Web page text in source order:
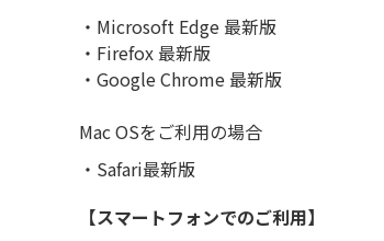
・Microsoft Edge 最新版
・Firefox 最新版
・Google Chrome 最新版
Mac OSをご利用の場合
・Safari最新版
【スマートフォンでのご利用】